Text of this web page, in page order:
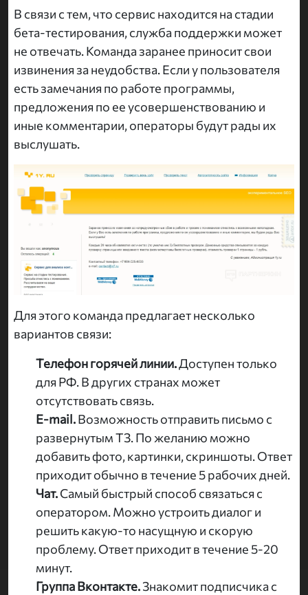
В связи с тем, что сервис находится на стадии
бета-тестирования, служба поддержки может
не отвечать. Команда заранее приносит свои
извинения за неудобства. Если у пользователя
есть замечания по работе программы,
предложения по ее усовершенствованию и
иные комментарии, операторы будут рады их
выслушать.
Для этого команда предлагает несколько
вариантов связи:
Телефон горячей линии.Доступен только
для РФ. В других странах может
отсутствовать связь.
E-mail.Возможность отправить письмо с
развернутым ТЗ. По желанию можно
добавить фото, картинки, скриншоты. Ответ
приходит обычно в течение 5 рабочих дней.
Чат.Самый быстрый способ связаться с
оператором. Можно устроить диалог и
решить какую-то насущную и скорую
проблему. Ответ приходит в течение 5-20
минут.
Группа Вконтакте.Знакомит подписчика с